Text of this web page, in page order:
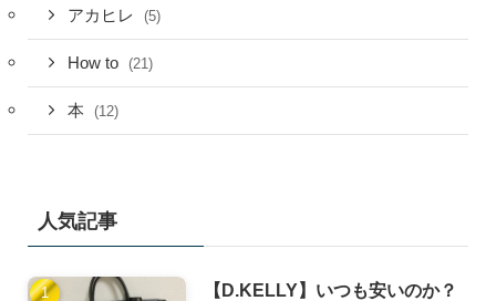
アカヒレ (5)
How to (21)
本 (12)
人気記事
【D.KELLY】いつも安いのか？